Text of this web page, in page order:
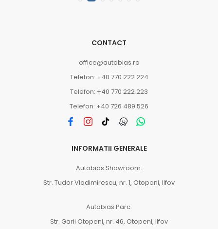
CONTACT
office@autobias.ro
Telefon: +40 770 222 224
Telefon: +40 770 222 223
Telefon: +40 726 489 526
INFORMATII GENERALE
Autobias Showroom:
Str. Tudor Vladimirescu, nr. 1, Otopeni, Ilfov
Autobias Parc:
Str. Garii Otopeni, nr. 46, Otopeni, Ilfov